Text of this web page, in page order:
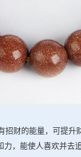
财的能量，可提
，能使人喜欢并去